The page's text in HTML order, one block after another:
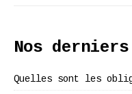
Nos
Quelles sont les